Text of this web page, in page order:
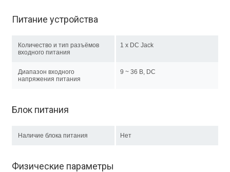
Питание устройства
Количество и тип разъёмов
входного питания
1 x DC Jack
Диапазон входного
напряжения питания
9 ~ 36 В, DC
Блок питания
Наличие блока питания Нет
Физические параметры